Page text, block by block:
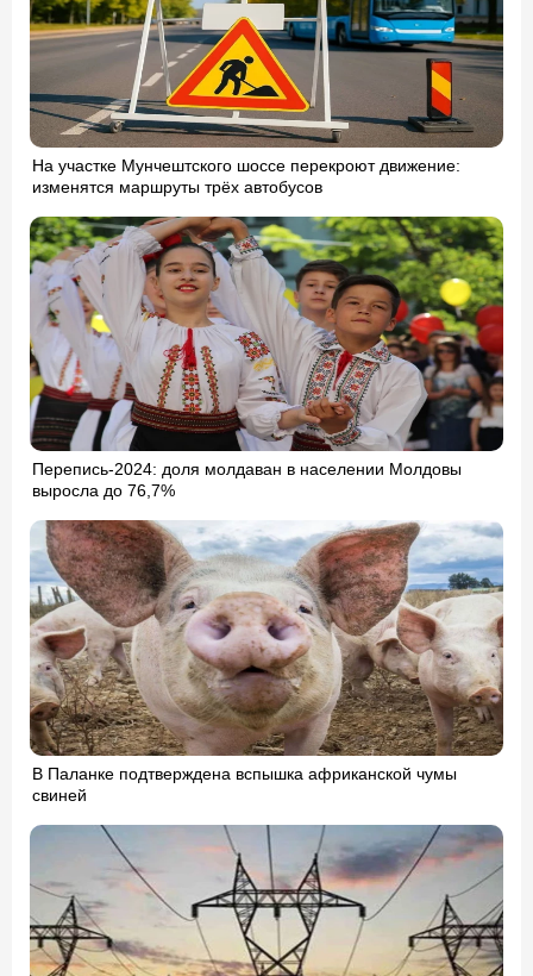
На участке Мунчештского шоссе перекроют движение:
изменятся маршруты трёх автобусов
Перепись-2024: доля молдаван в населении Молдовы
выросла до 76,7%
В Паланке подтверждена вспышка африканской чумы
свиней